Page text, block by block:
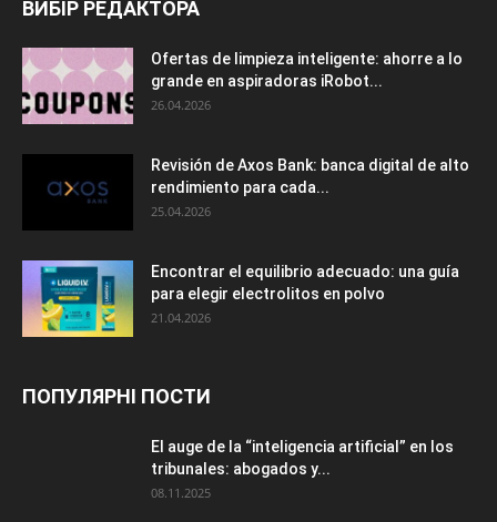
ВИБІР РЕДАКТОРА
Ofertas de limpieza inteligente: ahorre a lo
grande en aspiradoras iRobot...
26.04.2026
Revisión de Axos Bank: banca digital de alto
rendimiento para cada...
25.04.2026
Encontrar el equilibrio adecuado: una guía
para elegir electrolitos en polvo
21.04.2026
ПОПУЛЯРНІ ПОСТИ
El auge de la “inteligencia artificial” en los
tribunales: abogados y...
08.11.2025